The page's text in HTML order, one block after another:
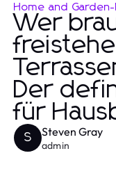
Home and Garden-
Wer
Der
für
S Steven Gray
admin